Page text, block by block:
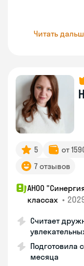
Читать
5 от
7 отзывов
АНОО
классах •
Считает
Подготовила
месяца